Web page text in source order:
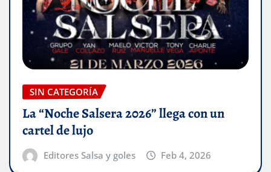
SIN CATEGORÍA
La “Noche Salsera 2026” llega con un
cartel de lujo
Editores Salsa y goles Feb 4, 2026